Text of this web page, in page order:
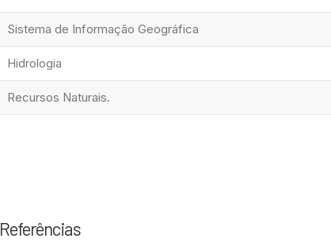
Sistema de Informação Geográfica
Hidrologia
Recursos Naturais.
Referências